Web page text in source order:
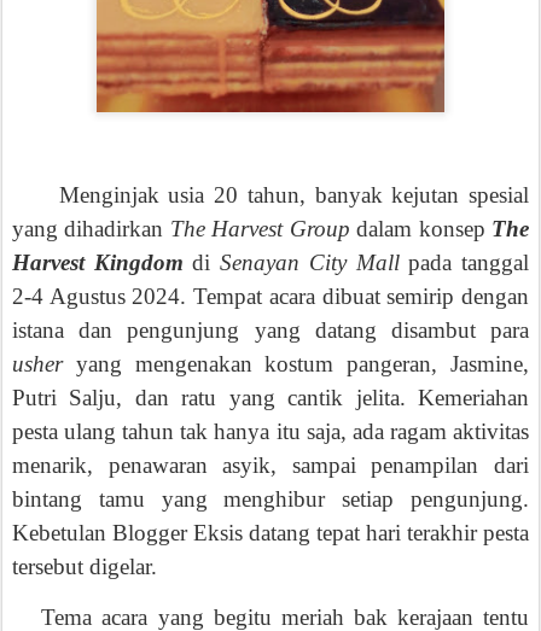
Menginjak usia 20 tahun, banyak kejutan spesial
yang dihadirkan The Harvest Group dalam konsep The
Harvest Kingdom diSenayan City Mallpada tanggal
2-4 Agustus 2024. Tempat acara dibuat semirip dengan
istana dan pengunjung yang datang disambut para
usheryang mengenakan kostum pangeran, Jasmine,
Putri Salju, dan ratu yang cantik jelita. Kemeriahan
pesta ulang tahun tak hanya itu saja, ada ragam aktivitas
menarik, penawaran asyik, sampai penampilan dari
bintang tamu yang menghibur setiap pengunjung.
Kebetulan Blogger Eksis datang tepat hari terakhir pesta
tersebut digelar.
Tema acara yang begitu meriah bak kerajaan tentu